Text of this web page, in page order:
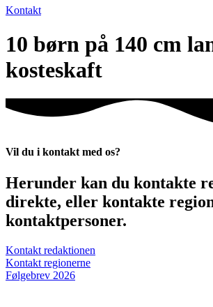
Kontakt
10 børn på 140 cm
kosteskaft
Vil du i kontakt med os?
Herunder kan du kontakte
direkte, eller kontakte
kontaktpersoner.
Kontakt redaktionen
Kontakt regionerne
Følgebrev 2026